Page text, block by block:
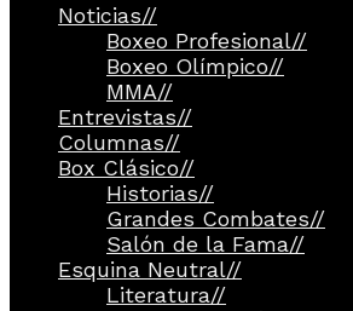
Noticias//
Boxeo Profesional//
Boxeo Olímpico//
MMA//
Entrevistas//
Columnas//
Box Clásico//
Historias//
Grandes Combates//
Salón de la Fama//
Esquina Neutral//
Literatura//